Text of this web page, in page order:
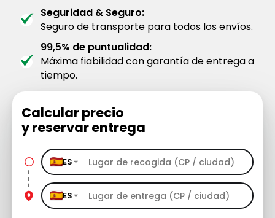
Seguridad & Seguro:
Seguro de transporte para todos los envíos.
99,5% de puntualidad:
Máxima fiabilidad con garantía de entrega a
tiempo.
Calcular precio
y reservar entrega
ES
ES